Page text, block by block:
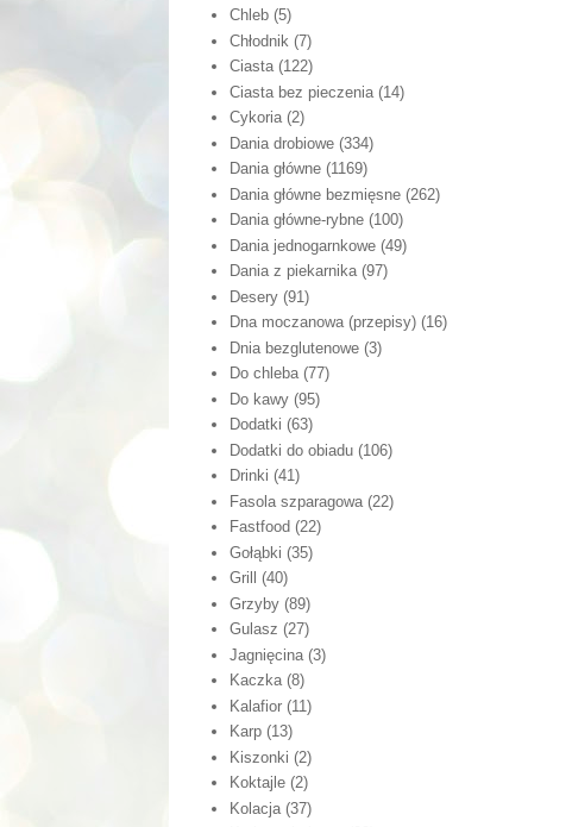
Chleb (5)
Chłodnik (7)
Ciasta (122)
Ciasta bez pieczenia (14)
Cykoria (2)
Dania drobiowe (334)
Dania główne (1169)
Dania główne bezmięsne (262)
Dania główne-rybne (100)
Dania jednogarnkowe (49)
Dania z piekarnika (97)
Desery (91)
Dna moczanowa (przepisy) (16)
Dnia bezglutenowe (3)
Do chleba (77)
Do kawy (95)
Dodatki (63)
Dodatki do obiadu (106)
Drinki (41)
Fasola szparagowa (22)
Fastfood (22)
Gołąbki (35)
Grill
(40)
Grzyby (89)
Gulasz (27)
Jagnięcina (3)
Kaczka (8)
Kalafior (11)
Karp (13)
Kiszonki (2)
Koktajle (2)
Kolacja (37)